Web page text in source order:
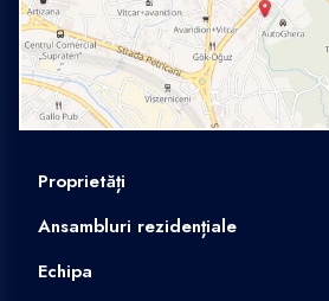
Proprietăți
Ansambluri rezidențiale
Echipa